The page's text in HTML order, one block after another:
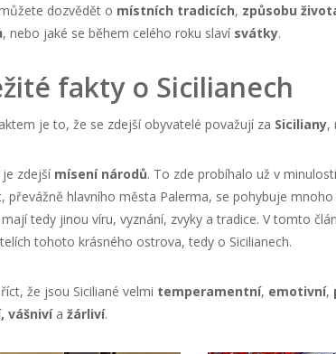
dozvědět o místních tradicích, způsobu
, nebo jaké se během celého roku slaví svátky.
fakty o Sicilianech
je to, že se zdejší obyvatelé považují za Siciliany,
zdejší mísení národů. To zde probíhalo už v
převážně hlavního města Palerma, se pohybuje
tedy jinou víru, vyznání, zvyky a tradice. V tomto
tohoto krásného ostrova, tedy o Sicilianech.
že jsou Siciliané velmi temperamentní, emotivní,
vášniví a žárliví.